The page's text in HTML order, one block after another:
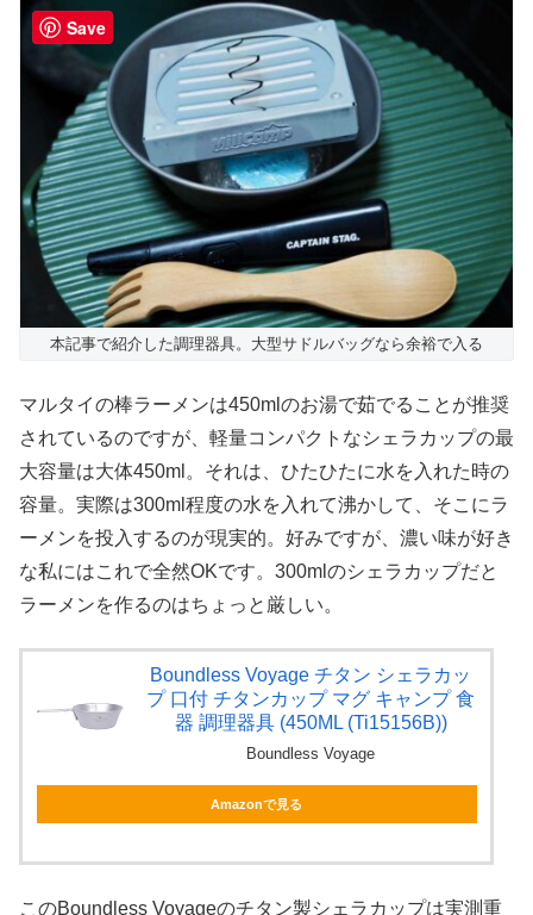
本記事で紹介した調理器具。大型サドルバッグなら余裕で入る
マルタイの棒ラーメンは450mlのお湯で茹でることが推奨
されているのですが、軽量コンパクトなシェラカップの最
大容量は大体450ml。それは、ひたひたに水を入れた時の
容量。実際は300ml程度の水を入れて沸かして、そこにラ
ーメンを投入するのが現実的。好みですが、濃い味が好き
な私にはこれで全然OKです。300mlのシェラカップだと
ラーメンを作るのはちょっと厳しい。
Boundless Voyage チタン シェラカッ
プ 口付 チタンカップ マグ キャンプ 食
器 調理器具 (450ML (Ti15156B))
Boundless Voyage
Amazonで見る
このBoundless Voyageのチタン製シェラカップは実測重
Save